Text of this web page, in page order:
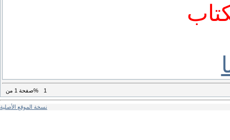
صفحة 1 من% 1
نسخة الموقع الأصلية